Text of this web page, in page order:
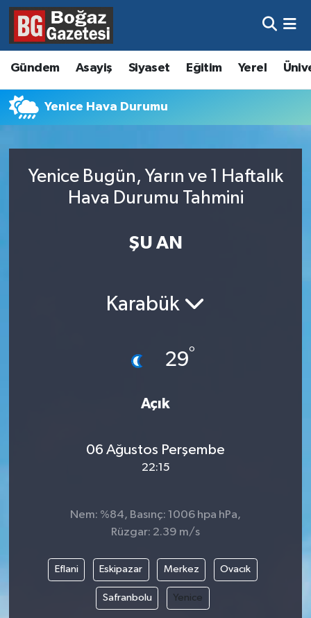
Gündem Asayiş Siyaset Eğitim Yerel
Yenice Hava Durumu
Yenice Bugün, Yarın ve 1 Haftalık
Hava Durumu Tahmini
ŞU AN
Karabük
29°
Açık
06 Ağustos Perşembe
22:15
Nem: %84, Basınç: 1006 hpa hPa,
Rüzgar: 2.39 m/s
Eflani Eskipazar Merkez Ovacık
Safranbolu Yenice
Asayiş
Eğitim
Ekonomi
Kültür ve Sanat
Hava Durumu
Trafik Durumu
Süper Lig Puan Durumu ve Fikstür
Son Dakika Haberleri